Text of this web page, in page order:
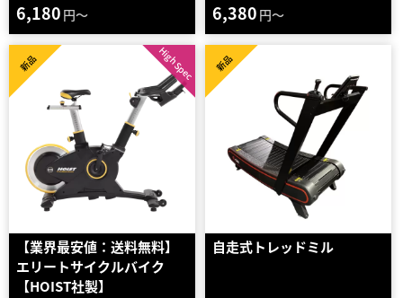
6,180 円～ 6,380 円～
【業界最安値：送料無料】
エリートサイクルバイク
【HOIST社製】
High Spec
新品
自走式トレッドミル
新品